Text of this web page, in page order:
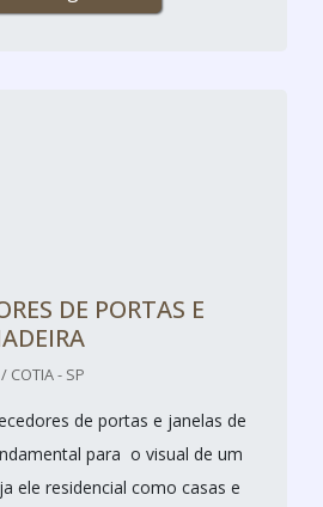
DE PORTAS E
COTIA - SP
de portas e janelas de
para o visual de um
ele residencial como casas e